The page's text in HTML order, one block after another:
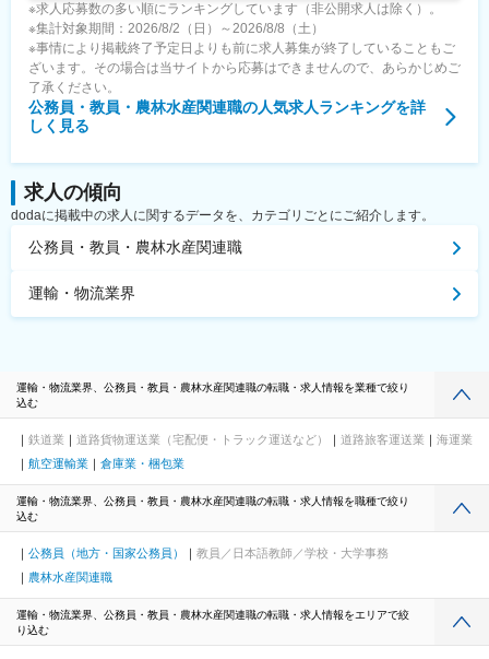
※求人応募数の多い順にランキングしています（非公開求人は除く）。
※集計対象期間：2026/8/2（日）～2026/8/8（土）
※事情により掲載終了予定日よりも前に求人募集が終了していることもご
ざいます。その場合は当サイトから応募はできませんので、あらかじめご
了承ください。
公務員・教員・農林水産関連職の人気求人ランキングを詳
しく見る
求人の傾向
dodaに掲載中の求人に関するデータを、カテゴリごとにご紹介します。
公務員・教員・農林水産関連職
運輸・物流業界
運輸・物流業界、公務員・教員・農林水産関連職の転職・求人情報を業種で絞り
込む
鉄道業 道路貨物運送業（宅配便・トラック運送など） 道路旅客運送業
海運業
航空運輸業
倉庫業・梱包業
運輸・物流業界、公務員・教員・農林水産関連職の転職・求人情報を職種で絞り
込む
公務員（地方・国家公務員）
教員／日本語教師／学校・大学事務
農林水産関連職
運輸・物流業界、公務員・教員・農林水産関連職の転職・求人情報をエリアで絞
り込む